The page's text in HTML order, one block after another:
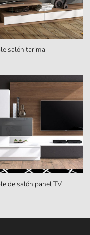
salón tarima
de salón panel TV